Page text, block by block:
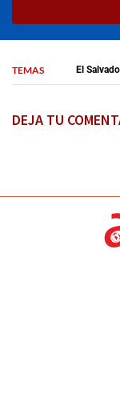
TEMAS El
DEJA TU